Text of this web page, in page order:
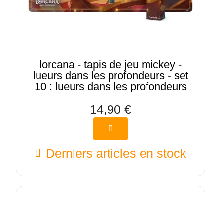
lorcana - tapis de jeu mickey -
lueurs dans les profondeurs - set
10 : lueurs dans les profondeurs
14,90 €
Derniers articles en stock